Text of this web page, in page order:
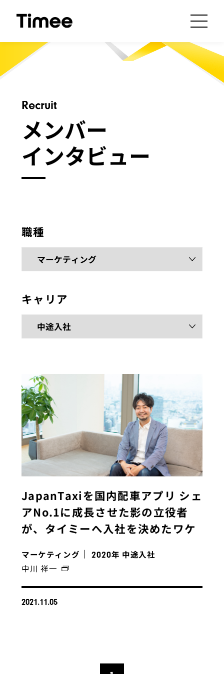
Recruit
メンバー
インタビュー
職種
キャリア
JapanTaxiを国内配車アプリ シェ
アNo.1に成長させた影の立役者
が、タイミーへ入社を決めたワケ
マーケティング 2020年 中途入社
中川 祥一
2021.11.05